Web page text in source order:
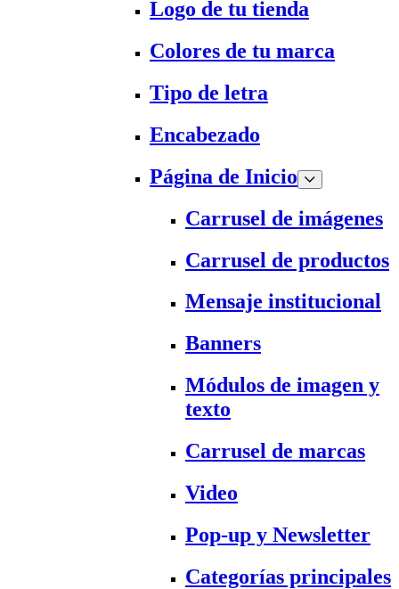
Logo de tu tienda
Colores de tu marca
Tipo de letra
Encabezado
Página de Inicio
Carrusel de imágenes
Carrusel de productos
Mensaje institucional
Banners
Módulos de imagen y
texto
Carrusel de marcas
Video
Pop-up y Newsletter
Categorías principales